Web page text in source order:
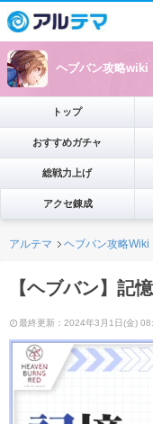
ヘブバン攻略wiki
トップ
おすすめガチャ
総戦力上げ
アクセ錬成
アルテマ ヘブバン攻略Wiki
【ヘブバン】記
最終更新：2024年3月1日(金)